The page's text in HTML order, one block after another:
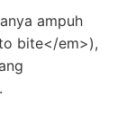
ampuh
bite</em>),